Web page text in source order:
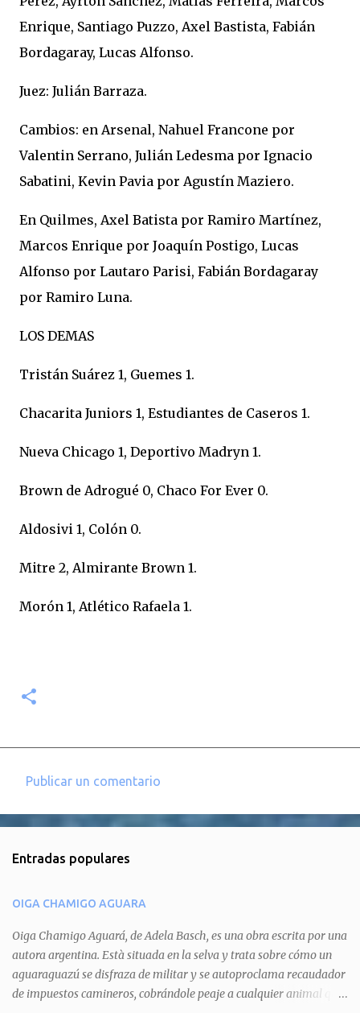
Enrique, Santiago Puzzo, Axel Bastista, Fabián
Bordagaray, Lucas Alfonso.
Juez: Julián Barraza.
Cambios: en Arsenal, Nahuel Francone por
Valentin Serrano, Julián Ledesma por Ignacio
Sabatini, Kevin Pavia por Agustín Maziero.
En Quilmes, Axel Batista por Ramiro Martínez,
Marcos Enrique por Joaquín Postigo, Lucas
Alfonso por Lautaro Parisi, Fabián Bordagaray
por Ramiro Luna.
LOS DEMAS
Tristán Suárez 1, Guemes 1.
Chacarita Juniors 1, Estudiantes de Caseros 1.
Nueva Chicago 1, Deportivo Madryn 1.
Brown de Adrogué 0, Chaco For Ever 0.
Aldosivi 1, Colón 0.
Mitre 2, Almirante Brown 1.
Morón 1, Atlético Rafaela 1.
e
t
a
r
i
o
Publicar un comentario
Entradas populares
OIGA CHAMIGO AGUARA
Oiga Chamigo Aguará, de Adela Basch, es una obra escrita por una
autora argentina. Està situada en la selva y trata sobre cómo un
aguaraguazú se disfraza de militar y se autoproclama recaudador
de impuestos camineros, cobrándole peaje a cualquier animal que